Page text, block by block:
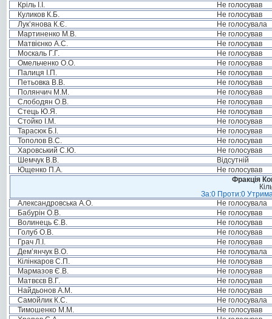
Кріль І.І.
Не голосував
Куликов К.Б.
Не голосував
Лук’янова К.Є.
Не голосувала
Мартиненко М.В.
Не голосував
Матвієнко А.С.
Не голосував
Москаль Г.Г.
Не голосував
Омельченко О.О.
Не голосував
Палиця І.П.
Не голосував
Петьовка В.В.
Не голосував
Полянчич М.М.
Не голосував
Слободян О.В.
Не голосував
Стець Ю.Я.
Не голосував
Стойко І.М.
Не голосував
Тарасюк Б.І.
Не голосував
Тополов В.С.
Не голосував
Харовський С.Ю.
Не голосував
Шемчук В.В.
Відсутній
Ющенко П.А.
Не голосував
Фракція
За:0 Проти:0
Александровська А.О.
Не голосувала
Бабурін О.В.
Не голосував
Волинець Є.В.
Не голосував
Голуб О.В.
Не голосував
Грач Л.І.
Не голосував
Дем’янчук В.О.
Не голосувала
Кілінкаров С.П.
Не голосував
Мармазов Є.В.
Не голосував
Матвєєв В.Г.
Не голосував
Найдьонов А.М.
Не голосував
Самойлик К.С.
Не голосувала
Тимошенко М.М.
Не голосував